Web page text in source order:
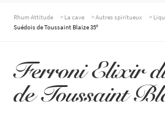
NOS RHUMS
Rhum Attitude > La cave >Autres spiritueux >
Suédois de Toussaint Blaize 35°
Ferroni Elixir
de Toussaint